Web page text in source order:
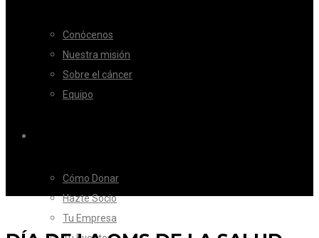
Conócenos
Nuestra misión
Sobre el cáncer
Equipo
Cómo Donar
Hazte Socio
Tu Empresa